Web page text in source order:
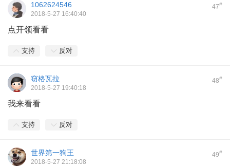
47#
1062624546
2018-5-27 16:40:40
点开领看看
支持 反对
48#
窃格瓦拉
2018-5-27 19:40:18
我来看看
支持 反对
49#
世界第一狗王
2018-5-27 21:18:08